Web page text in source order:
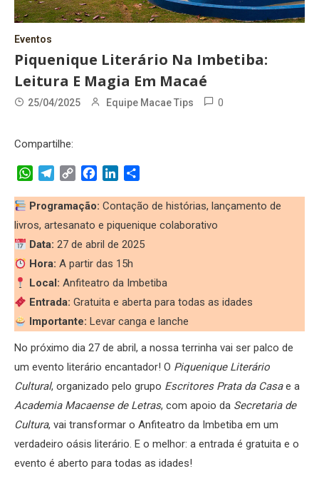
Eventos
Piquenique Literário Na Imbetiba:
Leitura E Magia Em Macaé
25/04/2025 Equipe Macae Tips 0
Compartilhe:
WhatsApp
Telegram
Copy
FacebookLinkedIn
Programação: Contação de histórias, lançamento de
livros, artesanato e piquenique colaborativo
Data: 27 de abril de 2025
Hora: A partir das 15h
Local: Anfiteatro da Imbetiba
Entrada: Gratuita e aberta para todas as idades
Importante: Levar canga e lanche
No próximo dia 27 de abril, a nossa terrinha vai ser palco de
um evento literário encantador! O Piquenique Literário
Cultural, organizado pelo grupo Escritores Prata da Casae a
Academia Macaense de Letras, com apoio da Secretaria de
Cultura, vai transformar o Anfiteatro da Imbetiba em um
verdadeiro oásis literário. E o melhor: a entrada é gratuita e o
evento é aberto para todas as idades!